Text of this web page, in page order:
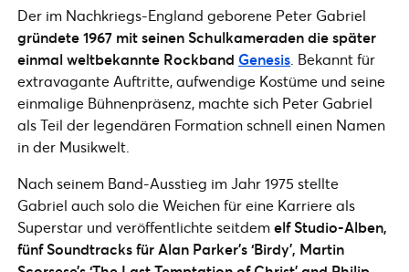
Der im Nachkriegs-England geborene Peter Gabriel
gründete 1967 mit seinen Schulkameraden die später
einmal weltbekannte Rockband Genesis . Bekannt für
extravagante Auftritte, aufwendige Kostüme und seine
einmalige Bühnenpräsenz, machte sich Peter Gabriel
als Teil der legendären Formation schnell einen Namen
in der Musikwelt.
Nach seinem Band-Ausstieg im Jahr 1975 stellte
Gabriel auch solo die Weichen für eine Karriere als
Superstar und veröffentlichte seitdemelf Studio-Alben,
fünf Soundtracks für Alan Parker’s ‘Birdy’, Martin